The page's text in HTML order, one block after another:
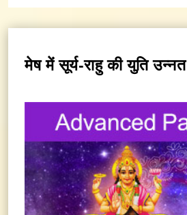
मेष में सूर्य-राहु की युति